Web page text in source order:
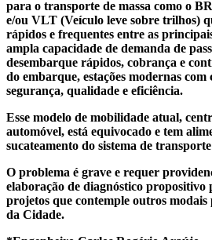
para o transporte de massa como o
e/ou VLT (Veículo leve sobre trilhos)
rápidos e frequentes entre as
ampla capacidade de demanda de
desembarque rápidos, cobrança e
do embarque, estações modernas
segurança, qualidade e eficiência.
Esse modelo de mobilidade atual,
automóvel, está equivocado e tem
sucateamento do sistema de
O problema é grave e requer
elaboração de diagnóstico propositivo
projetos que contemple outros
da Cidade.